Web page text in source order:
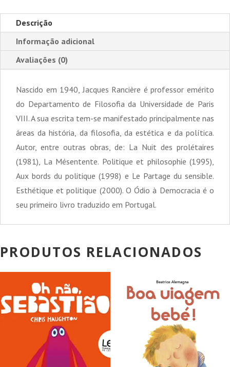
Descrição
Informação adicional
Avaliações (0)
Nascido em 1940, Jacques Rancière é professor emérito
do Departamento de Filosofia da Universidade de Paris
VIII. A sua escrita tem-se manifestado principalmente nas
áreas da história, da filosofia, da estética e da política.
Autor, entre outras obras, de: La Nuit des prolétaires
(1981), La Mésentente. Politique et philosophie (1995),
Aux bords du politique (1998) e Le Partage du sensible.
Esthétique et politique (2000). O Ódio à Democracia é o
seu primeiro livro traduzido em Portugal.
PRODUTOS RELACIONADOS
PROMOÇÃO! PROMOÇÃO!